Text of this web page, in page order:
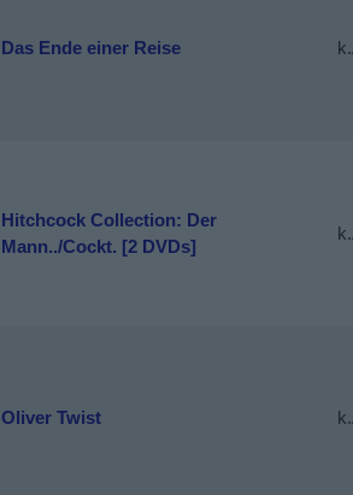
Das Ende einer Reise
Hitchcock Collection: Der
Mann../Cockt. [2 DVDs]
Oliver Twist